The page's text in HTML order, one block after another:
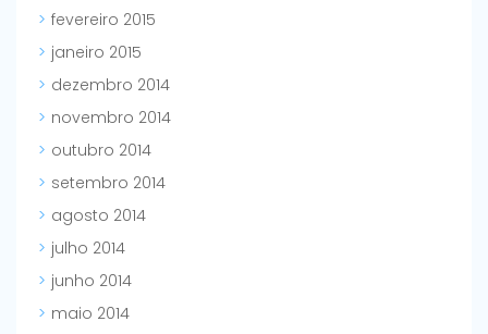
fevereiro 2015
janeiro 2015
dezembro 2014
novembro 2014
outubro 2014
setembro 2014
agosto 2014
julho 2014
junho 2014
maio 2014